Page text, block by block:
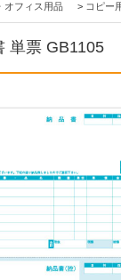
オフィス用品 > コピー
単票 GB1105